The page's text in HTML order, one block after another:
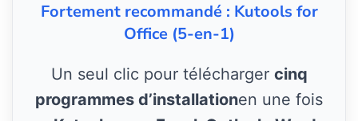
Fortement recommandé : Kutools for
Office (5-en-1)
Un seul clic pour télécharger cinq
programmes d’installationen une fois